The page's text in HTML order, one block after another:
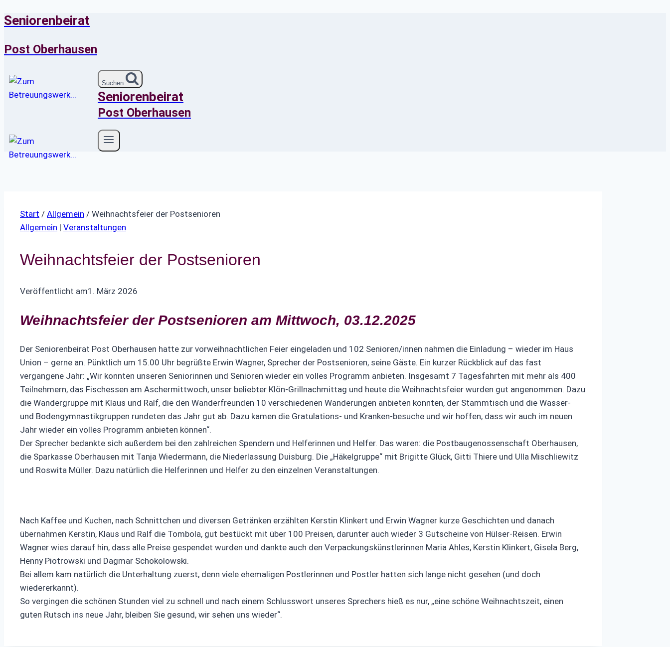
Zum
springen
Seniorenbeirat
Post Oberhausen
Suchen
Seniorenbeirat
Post Oberhausen
Start / Allgemein / Weihnachtsfeier der Postsenioren
Allgemein | Veranstaltungen
Weihnachtsfeier der Postsenioren
Veröffentlicht am1. März 2026
Weihnachtsfeier der Postsenioren am Mittwoch, 03.12.2025
Der Seniorenbeirat Post Oberhausen hatte zur vorweihnachtlichen Feier eingeladen und 102 Senioren/innen nahmen die Einladung – wieder im Haus
Union – gerne an. Pünktlich um 15.00 Uhr begrüßte Erwin Wagner, Sprecher der Postsenioren, seine Gäste. Ein kurzer Rückblick auf das fast
vergangene Jahr: „Wir konnten unseren Seniorinnen und Senioren wieder ein volles Programm anbieten. Insgesamt 7 Tagesfahrten mit mehr als 400
Teilnehmern, das Fischessen am Aschermittwoch, unser beliebter Klön-Grillnachmittag und heute die Weihnachtsfeier wurden gut angenommen. Dazu
die Wandergruppe mit Klaus und Ralf, die den Wanderfreunden 10 verschiedenen Wanderungen anbieten konnten, der Stammtisch und die Wasser-
und Bodengymnastikgruppen rundeten das Jahr gut ab. Dazu kamen die Gratulations- und Kranken-besuche und wir hoffen, dass wir auch im neuen
Jahr wieder ein volles Programm anbieten können“.
Der Sprecher bedankte sich außerdem bei den zahlreichen Spendern und Helferinnen und Helfer. Das waren: die Postbaugenossenschaft Oberhausen,
die Sparkasse Oberhausen mit Tanja Wiedermann, die Niederlassung Duisburg. Die „Häkelgruppe“ mit Brigitte Glück, Gitti Thiere und Ulla Mischliewitz
und Roswita Müller. Dazu natürlich die Helferinnen und Helfer zu den einzelnen Veranstaltungen.
Nach Kaffee und Kuchen, nach Schnittchen und diversen Getränken erzählten Kerstin Klinkert und Erwin Wagner kurze Geschichten und danach
übernahmen Kerstin, Klaus und Ralf die Tombola, gut bestückt mit über 100 Preisen, darunter auch wieder 3 Gutscheine von Hülser-Reisen. Erwin
Wagner wies darauf hin, dass alle Preise gespendet wurden und dankte auch den Verpackungskünstlerinnen Maria Ahles, Kerstin Klinkert, Gisela Berg,
Henny Piotrowski und Dagmar Schokolowski.
Bei allem kam natürlich die Unterhaltung zuerst, denn viele ehemaligen Postlerinnen und Postler hatten sich lange nicht gesehen (und doch
wiedererkannt).
So vergingen die schönen Stunden viel zu schnell und nach einem Schlusswort unseres Sprechers hieß es nur, „eine schöne Weihnachtszeit, einen
guten Rutsch ins neue Jahr, bleiben Sie gesund, wir sehen uns wieder“.